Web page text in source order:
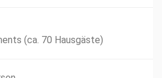
(ca. 70 Hausgäste)